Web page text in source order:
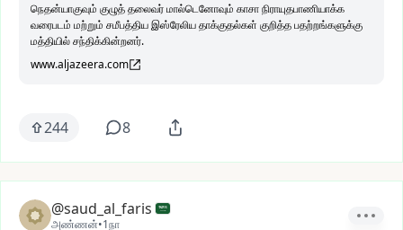
நெதன்யாகுவும் குழுத் தலைவர் மால்டெனோவும் காசா நிராயுதபாணியாக்க
வரைபடம் மற்றும் சமீபத்திய இஸ்ரேலிய தாக்குதல்கள் குறித்த பதற்றங்களுக்கு
மத்தியில் சந்திக்கின்றனர்.
www.aljazeera.com
244 8
@saud_al_faris
அண்ணன்•1நா